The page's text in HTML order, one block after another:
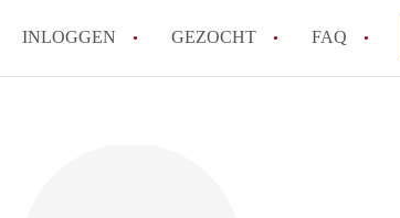
INLOGGEN GEZOCHT FAQ